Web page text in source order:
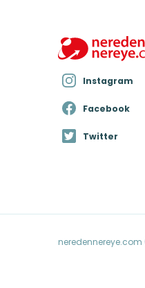
Instagram
Facebook
Twitter
neredennereye.com